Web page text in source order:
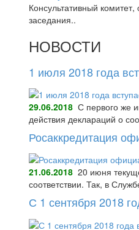
Консультативный
заседания..
НОВОСТИ
1 июля 2018 года
29.06.2018 С первого же
действия деклараций о
Росаккредитация
21.06.2018 20 июня
соответствии. Так, в
С 1 сентября 2018